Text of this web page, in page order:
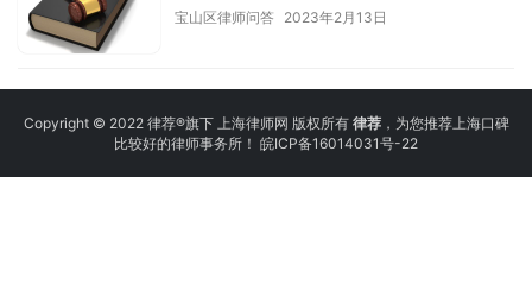
宝山区律师问答 2023年2月13日
Copyright © 2022 律荐®旗下 上海律师网 版权所有 律荐，为您推荐上海口碑
比较好的律师事务所！ 皖ICP备16014031号-22